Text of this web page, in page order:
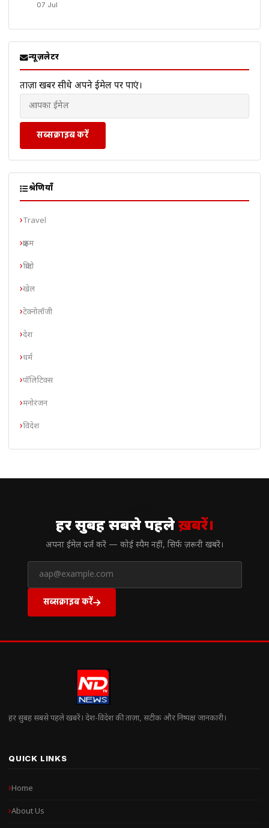
07 Jul
न्यूज़लेटर
ताज़ा खबरें सीधे अपने ईमेल पर पाएं।
सब्सक्राइब करें
श्रेणियाँ
Travel
क्राइम
क्रिप्टो
खेल
टेक्नोलॉजी
देश
धर्म
पॉलिटिक्स
मनोरंजन
विदेश
हर सुबह सबसे पहलेख़बरें।
अपना ईमेल दर्ज करें — कोई स्पैम नहीं, सिर्फ ज़रूरी खबरें।
सब्सक्राइब करें
हर सुबह सबसे पहले खबरें। देश-विदेश की ताज़ा, सटीक और निष्पक्ष जानकारी।
QUICK LINKS
Home
About Us